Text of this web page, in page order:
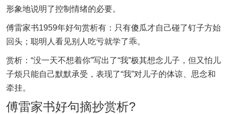
形象地说明了控制情绪的必要。
傅雷家书1959年好句赏析有：只有傻瓜才自己碰了钉子方始
回头；聪明人看见别人吃亏就学了乖。
赏析：“没一天不想着你”写出了“我”极其想念儿子，但又怕儿
子烦只能自己默默承受，表现了“我”对儿子的体谅、思念和
牵挂。
傅雷家书好句摘抄赏析?